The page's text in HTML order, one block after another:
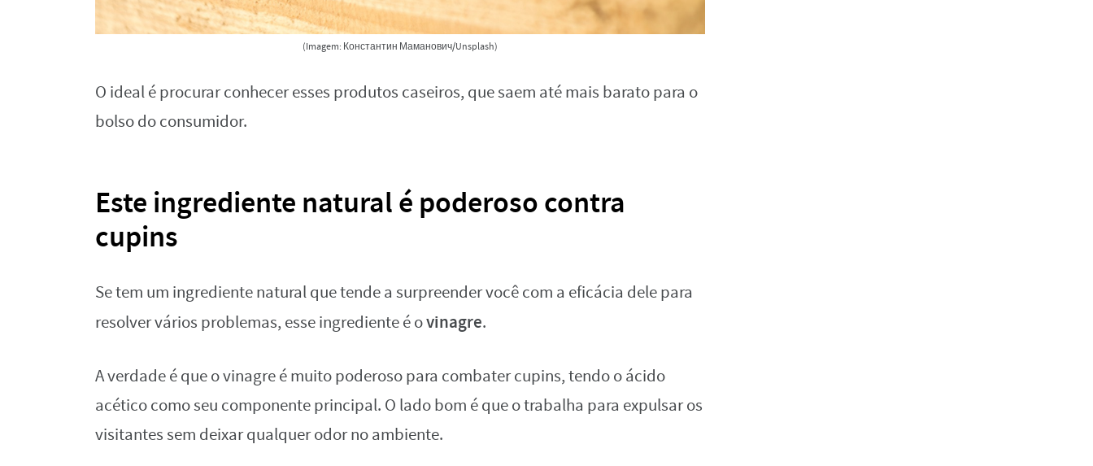
(Imagem: Константин Маманович/Unsplash)
O ideal é procurar conhecer esses produtos caseiros, que saem até mais barato para o
bolso do consumidor.
Este ingrediente natural é poderoso contra
cupins
Se tem um ingrediente natural que tende a surpreender você com a eficácia dele para
resolver vários problemas, esse ingrediente é ovinagre.
A verdade é que o vinagre é muito poderoso para combater cupins, tendo o ácido
acético como seu componente principal. O lado bom é que o trabalha para expulsar os
visitantes sem deixar qualquer odor no ambiente.